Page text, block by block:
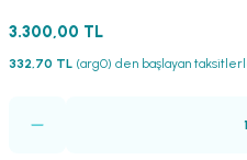
3.300,00 TL
332,70 TL (arg0) den başlayan